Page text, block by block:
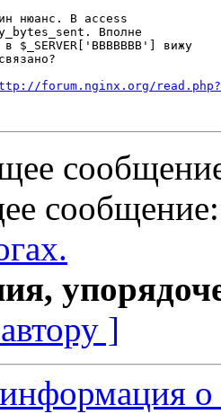
нюанс. В access
Вполне
$_SERVER['BBBBBBB'] вижу
forum.nginx.org/
]